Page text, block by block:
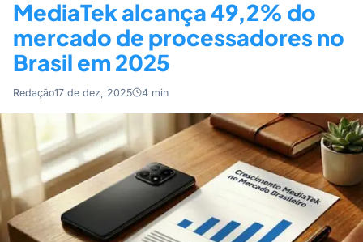
MediaTek alcança 49,2% do
mercado de processadores no
Brasil em 2025
Redação17 de dez, 2025 4 min